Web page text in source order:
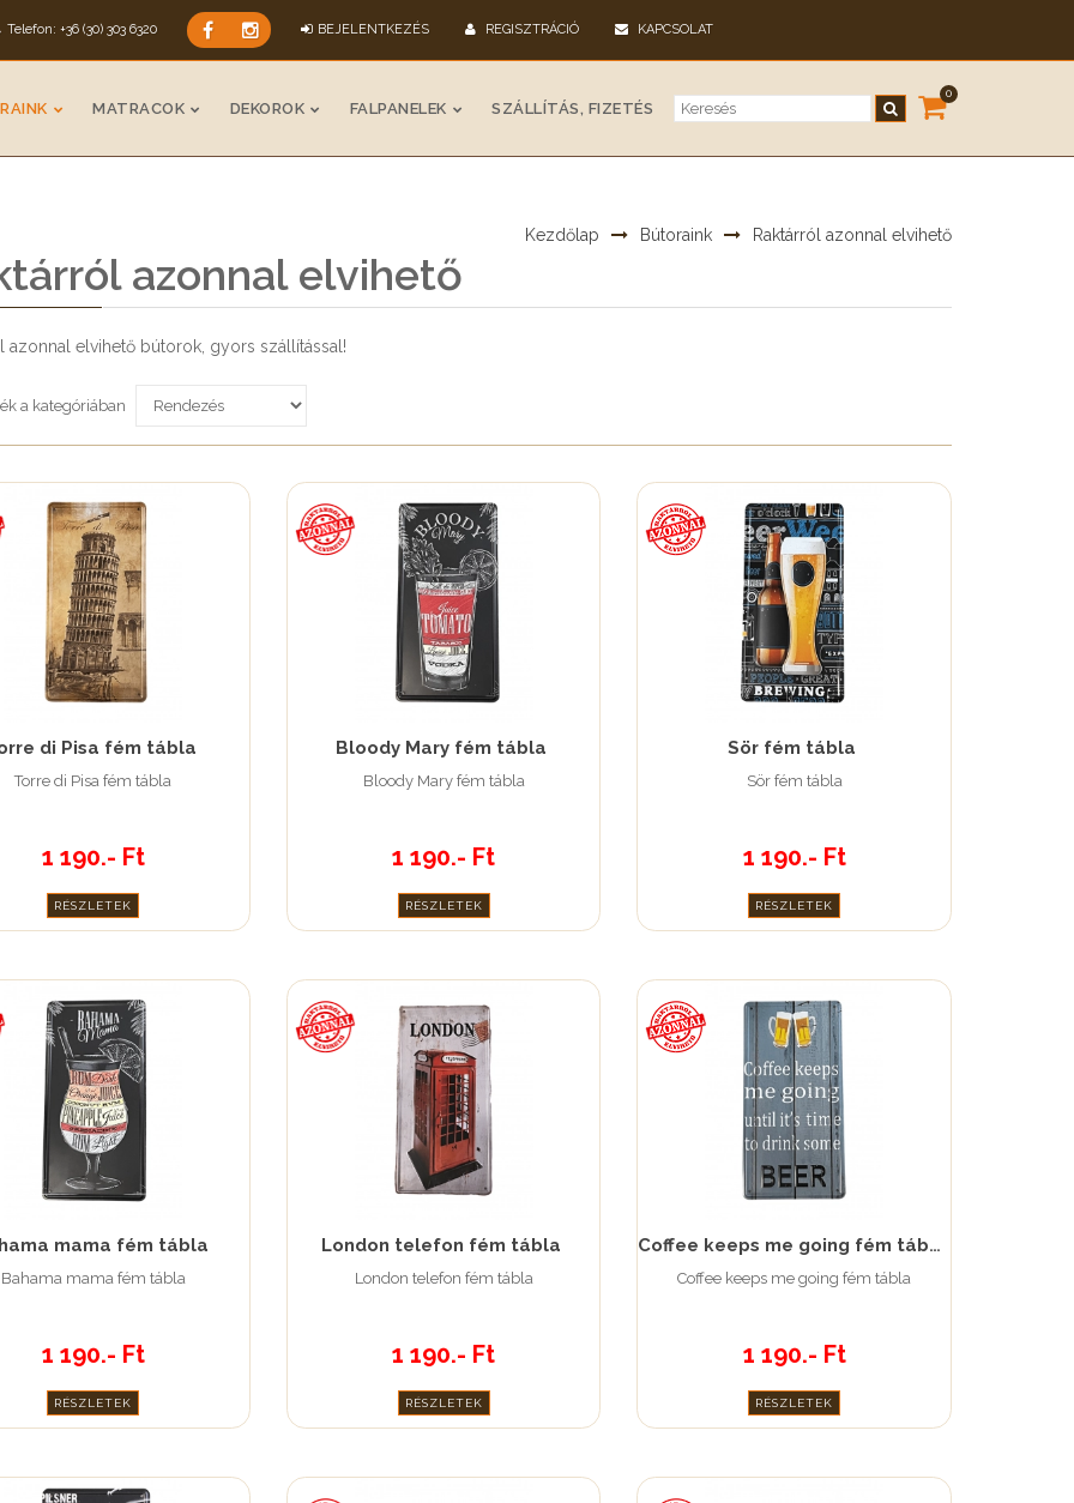
Telefon: +36 (30) 303 6320 BEJELENTKEZÉS REGISZTRÁCIÓ KAPCSOLAT
MATRACOK DEKOROK FALPANELEK SZÁLLÍTÁS, FIZETÉS
0
Kezdőlap Bútoraink Raktárról azonnal elvihető
azonnal elvihető
azonnal elvihető bútorok, gyors szállítással!
a kategóriában
di Pisa fém tábla
Torre di Pisa fém tábla
1 190.- Ft
RÉSZLETEK
Bloody Mary fém tábla
Bloody Mary fém tábla
1 190.- Ft
RÉSZLETEK
Sör fém tábla
Sör fém tábla
1 190.- Ft
RÉSZLETEK
mama fém tábla
Bahama mama fém tábla
1 190.- Ft
RÉSZLETEK
London telefon fém tábla
London telefon fém tábla
1 190.- Ft
RÉSZLETEK
Coffee keeps me going fém tábla
Coffee keeps me going fém tábla
1 190.- Ft
RÉSZLETEK